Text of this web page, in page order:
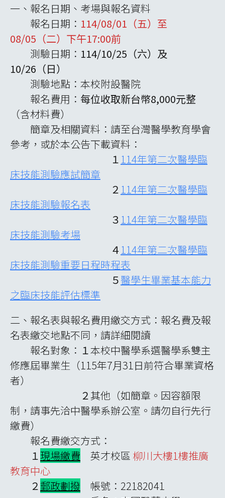
一、報名日期、考場與報名資料
報名日期： 114/08/01（五）至
08/05（二）下午17:00前
測驗日期： 114/10/25（六）及
10/26（日）
測驗地點：本校附設醫院
報名費用： 每位收取新台幣8,000元整
（含材料費）
簡章及相關資料：請至台灣醫學教育學會
參考，或於本公告下載資料：
１ 114年第二次醫學臨
床技能測驗應試簡章
２ 114年第二次醫學臨
床技能測驗報名表
３ 114年第二次醫學臨
床技能測驗考場
４ 114年第二次醫學臨
床技能測驗重要日程時程表
５醫學生畢業基本能力
之臨床技能評估標準
二、報名表與報名費用繳交方式：報名費及報
名表繳交地點不同，請詳細閱讀
報名對象： １本校中醫學系選醫學系雙主
修應屆畢業生（115年7月31日前符合畢業資格
者）
２其他（如簡章。因容額限
制，請事先洽中醫學系辦公室。請勿自行先行
繳費）
報名費繳交方式：
１現場繳費 英才校區 柳川大樓1樓推廣
教育中心
２郵政劃撥 帳號：22182041